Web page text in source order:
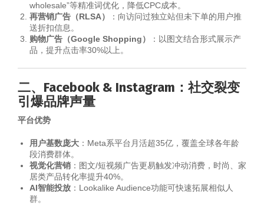
wholesale”等精准词优化，降低CPC成本。
再营销广告（RLSA）
：向访问过独立站但未下单的用户推
送折扣信息。
购物广告（Google Shopping）
：以图文结合形式展示产
品，提升点击率30%以上。
二、Facebook & Instagram：社交裂变
引爆品牌声量
平台优势
用户基数庞大 ：Meta系平台月活超35亿，覆盖全球各年龄
段消费群体。
视觉化营销 ：图文/短视频广告更易触发冲动消费，时尚、家
居类产品转化率提升40%。
AI智能投放 ：Lookalike Audience功能可快速拓展相似人
群。